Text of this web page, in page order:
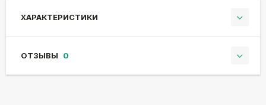
ХАРАКТЕРИСТИКИ
ОТЗЫВЫ 0